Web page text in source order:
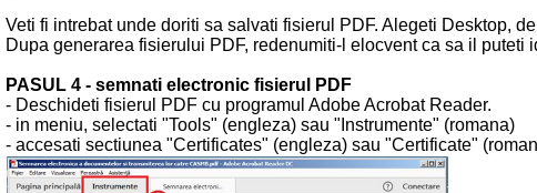
Veti fi intrebat unde doriti sa salvati fisierul PDF. Alegeti Desktop,
Dupa generarea fisierului PDF, redenumiti-l elocvent ca sa il
PASUL 4 - semnati electronic fisierul PDF
- Deschideti fisierul PDF cu programul Adobe Acrobat Reader.
- in meniu, selectati "Tools" (engleza) sau "Instrumente" (romana)
- accesati sectiunea "Certificates" (engleza) sau "Certificate"